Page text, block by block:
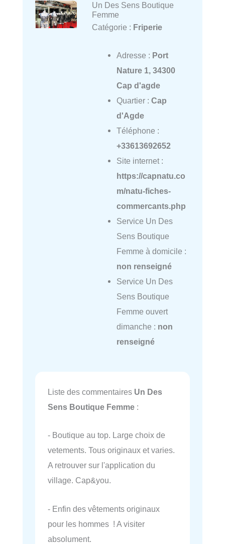
Un Des Sens Boutique
Femme
Catégorie : Friperie
Adresse : Port
Nature 1, 34300
Cap d'agde
Quartier : Cap
d'Agde
Téléphone :
+33613692652
Site internet :
https://capnatu.co
m/natu-fiches-
commercants.php
Service Un Des
Sens Boutique
Femme à domicile :
non renseigné
Service Un Des
Sens Boutique
Femme ouvert
dimanche : non
renseigné
Liste des commentaires Un Des
Sens Boutique Femme :
- Boutique au top. Large choix de
vetements. Tous originaux et varies.
A retrouver sur l'application du
village. Cap&you.
- Enfin des vêtements originaux
pour les hommes ! A visiter
absolument.